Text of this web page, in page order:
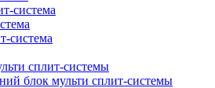
система
система
сплит-системы
блок мульти сплит-системы